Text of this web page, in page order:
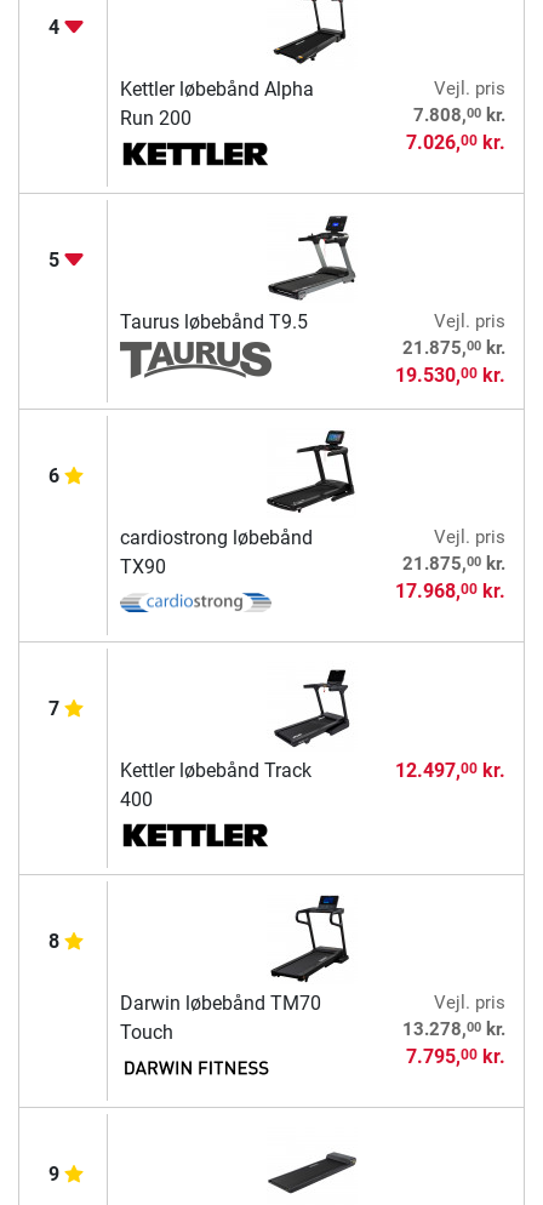
4
Kettler løbebånd Alpha
Run 200
Vejl. pris
7.808,00kr.
7.026,00kr.
5
Taurus løbebånd T9.5
Vejl. pris
21.875,00kr.
19.530,00kr.
6
cardiostrong løbebånd
TX90
Vejl. pris
21.875,00kr.
17.968,00kr.
7
Kettler løbebånd Track
400
12.497,00kr.
8
Darwin løbebånd TM70
Touch
Vejl. pris
13.278,00kr.
7.795,00kr.
9